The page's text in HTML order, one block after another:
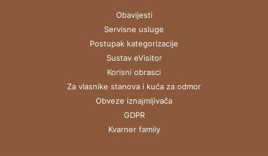
Obavijesti
Servisne usluge
Postupak kategorizacije
Sustav eVisitor
Korisni obrasci
Za vlasnike stanova i kuća za odmor
Obveze iznajmljivača
GDPR
Kvarner family